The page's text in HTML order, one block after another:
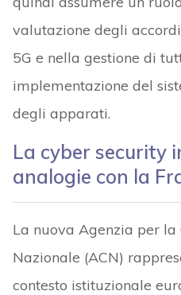
valutazione degli
5G e nella gestione di
implementazione del
degli apparati.
La cyber security
analogie con la
La nuova Agenzia per la
Nazionale (ACN)
contesto istituzionale